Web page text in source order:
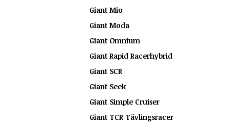
Giant Mio
Giant Moda
Giant Omnium
Giant Rapid Racerhybrid
Giant SCR
Giant Seek
Giant Simple Cruiser
Giant TCR Tävlingsracer